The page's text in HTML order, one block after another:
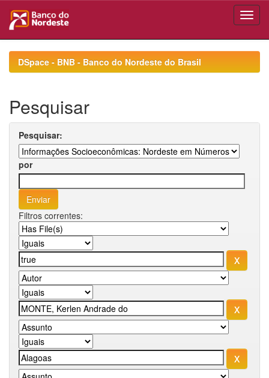
navigationDSpace - BNB - Banco do Nordeste do Brasil
Pesquisar
Pesquisar:
por
Filtros correntes: